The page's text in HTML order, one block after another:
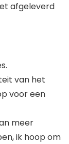
afgeleverd
van het
voor een
meer
ik hoop om